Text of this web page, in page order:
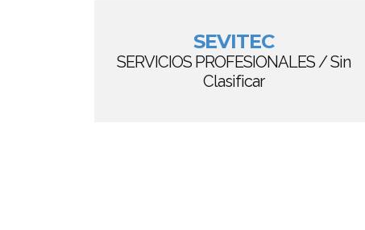
SEVITEC
SERVICIOS PROFESIONALES / Sin
Clasificar